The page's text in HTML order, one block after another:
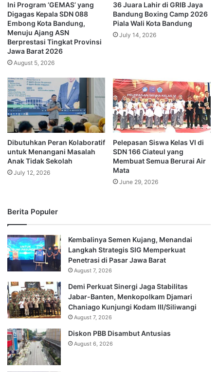
Ini Program ‘GEMAS’ yang
Digagas Kepala SDN 088
Embong Kota Bandung,
Menuju Ajang ASN
Berprestasi Tingkat Provinsi
Jawa Barat 2026
August 5, 2026
36 Juara Lahir di GRIB Jaya
Bandung Boxing Camp 2026
Piala Wali Kota Bandung
July 14, 2026
Dibutuhkan Peran Kolaboratif
untuk Menangani Masalah
Anak Tidak Sekolah
July 12, 2026
Pelepasan Siswa Kelas VI di
SDN 166 Ciateul yang
Membuat Semua Berurai Air
Mata
June 29, 2026
Berita Populer
Kembalinya Semen Kujang, Menandai
Langkah Strategis SIG Memperkuat
Penetrasi di Pasar Jawa Barat
August 7, 2026
Demi Perkuat Sinergi Jaga Stabilitas
Jabar-Banten, Menkopolkam Djamari
Chaniago Kunjungi Kodam III/Siliwangi
August 7, 2026
Diskon PBB Disambut Antusias
August 6, 2026